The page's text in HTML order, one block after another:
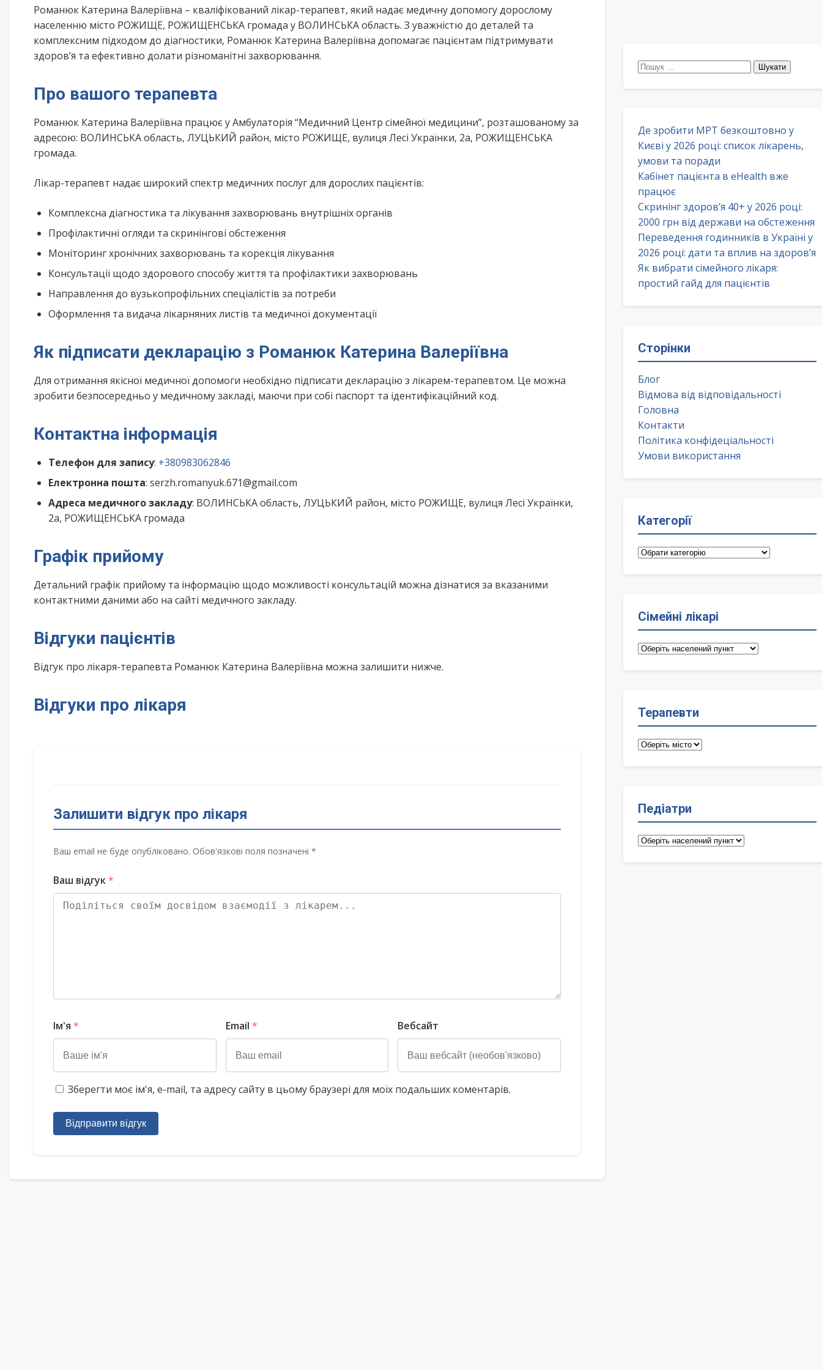
Романюк Катерина Валеріївна – кваліфікований лікар-терапевт, який надає медичну допомогу дорослому
населенню місто РОЖИЩЕ, РОЖИЩЕНСЬКА громада у ВОЛИНСЬКА область. З уважністю до деталей та
комплексним підходом до діагностики, Романюк Катерина Валеріївна допомагає пацієнтам підтримувати
здоров’я та ефективно долати різноманітні захворювання.
Про вашого терапевта
Романюк Катерина Валеріївна працює у Амбулаторія “Медичний Центр сімейної медицини”, розташованому за
адресою: ВОЛИНСЬКА область, ЛУЦЬКИЙ район, місто РОЖИЩЕ, вулиця Лесі Українки, 2а, РОЖИЩЕНСЬКА
громада.
Лікар-терапевт надає широкий спектр медичних послуг для дорослих пацієнтів:
Комплексна діагностика та лікування захворювань внутрішніх органів
Профілактичні огляди та скринінгові обстеження
Моніторинг хронічних захворювань та корекція лікування
Консультації щодо здорового способу життя та профілактики захворювань
Направлення до вузькопрофільних спеціалістів за потреби
Оформлення та видача лікарняних листів та медичної документації
Як підписати декларацію з Романюк Катерина Валеріївна
Для отримання якісної медичної допомоги необхідно підписати декларацію з лікарем-терапевтом. Це можна
зробити безпосередньо у медичному закладі, маючи при собі паспорт та ідентифікаційний код.
Контактна інформація
Телефон для запису: +380983062846
Електронна пошта: serzh.romanyuk.671@gmail.com
Адреса медичного закладу: ВОЛИНСЬКА область, ЛУЦЬКИЙ район, місто РОЖИЩЕ, вулиця Лесі Українки,
2а, РОЖИЩЕНСЬКА громада
Графік прийому
Детальний графік прийому та інформацію щодо можливості консультацій можна дізнатися за вказаними
контактними даними або на сайті медичного закладу.
Відгуки пацієнтів
Відгук про лікаря-терапевта Романюк Катерина Валеріївна можна залишити нижче.
Відгуки про лікаря
Залишити відгук про лікаря
Ваш email не буде опубліковано. Обов'язкові поля позначені *
Ваш відгук*
Ім'я * Email * Вебсайт
Зберегти моє ім'я, e-mail, та адресу сайту в цьому браузері для моїх подальших коментарів.
Відправити відгук
Пошук:
Де зробити МРТ безкоштовно у
Києві у 2026 році: список лікарень,
умови та поради
Кабінет пацієнта в eHealth вже
працює
Скринінг здоров’я 40+ у 2026 році:
2000 грн від держави на обстеження
Переведення годинників в Україні у
2026 році: дати та вплив на здоров’я
Як вибрати сімейного лікаря:
простий гайд для пацієнтів
Сторінки
Блог
Відмова від відповідальності
Головна
Контакти
Політика конфідеціальності
Умови використання
Категорії
Категорії
Сімейні лікарі
Сімейні
Терапевти
Терапевти
Педіатри
Педіатри